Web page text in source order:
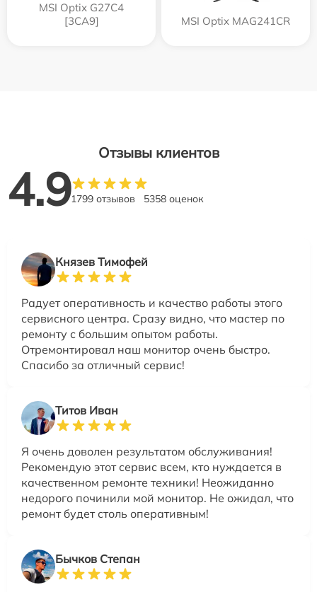
MSI Optix G27C4
[3CA9]
MSI Optix MAG241CR
Отзывы клиентов
4.91799 отзывов 5358 оценок
Князев Тимофей
Радует оперативность и качество работы этого
сервисного центра. Сразу видно, что мастер по
ремонту с большим опытом работы.
Отремонтировал наш монитор очень быстро.
Спасибо за отличный сервис!
Титов Иван
Я очень доволен результатом обслуживания!
Рекомендую этот сервис всем, кто нуждается в
качественном ремонте техники! Неожиданно
недорого починили мой монитор. Не ожидал, что
ремонт будет столь оперативным!
Бычков Степан